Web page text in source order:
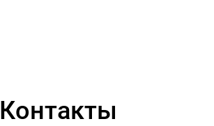
Контакты